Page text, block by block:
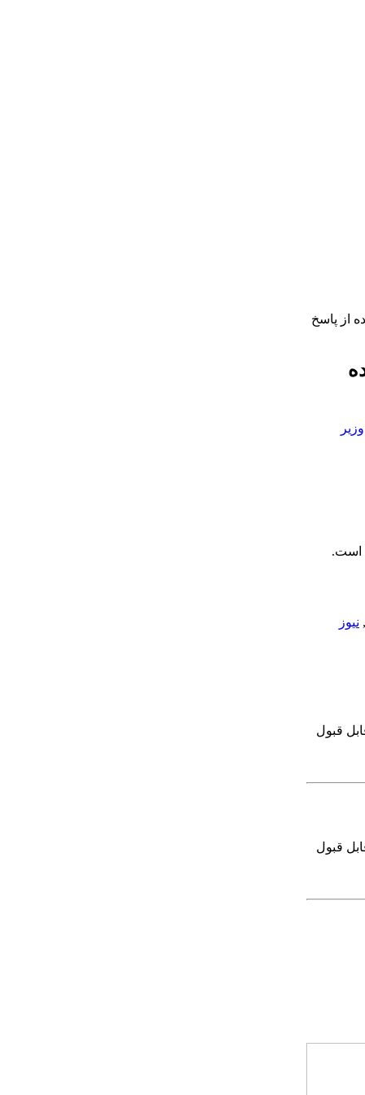
از پاسخ
وزیر
است.
, نیوز
قبول
قبول